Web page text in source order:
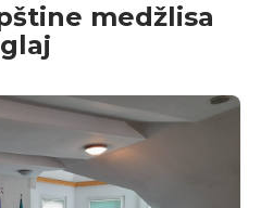
medžlisa